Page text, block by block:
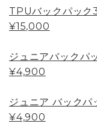
TPUバックパック
¥15,000
ジュニアバックパ
¥4,900
ジュニア バック
¥4,900